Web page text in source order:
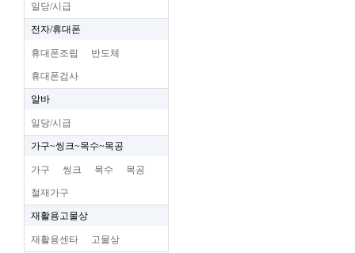
일당/시급
전자/휴대폰
휴대폰조립 반도체
휴대폰검사
알바
일당/시급
가구~씽크~목수~목공
가구 씽크 목수 목공
철재가구
재활용고물상
재활용센타 고물상